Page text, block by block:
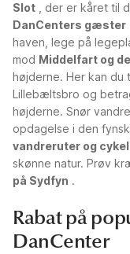
Slot , der er kåret til
DanCenters gæster
haven, lege på
mod Middelfart og
højderne. Her kan du
Lillebæltsbro og
højderne. Snør
opdagelse i den
vandreruter og
skønne natur. Prøv
på Sydfyn .
Rabat på
DanCenter